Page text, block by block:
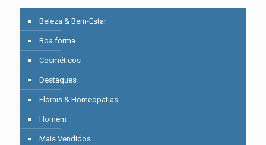
Beleza & Bem-Estar
Boa forma
Cosméticos
Destaques
Florais & Homeopatias
Homem
Mais Vendidos